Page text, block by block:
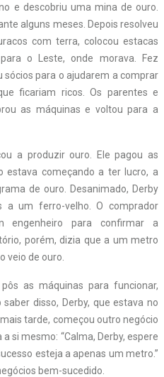
e descobriu uma mina de ouro.
alguns meses. Depois resolveu
com terra, colocou estacas
o Leste, onde morava. Fez
sócios para o ajudarem a comprar
ficariam ricos. Os parentes e
as máquinas e voltou para a
a produzir ouro. Ele pagou as
estava começando a ter lucro, a
de ouro. Desanimado, Derby
um ferro-velho. O comprador
engenheiro para confirmar a
porém, dizia que a um metro
veio de ouro.
as máquinas para funcionar,
disso, Derby, que estava no
tarde, começou outro negócio
si mesmo: “Calma, Derby, espere
esteja a apenas um metro.”
bem-sucedido.